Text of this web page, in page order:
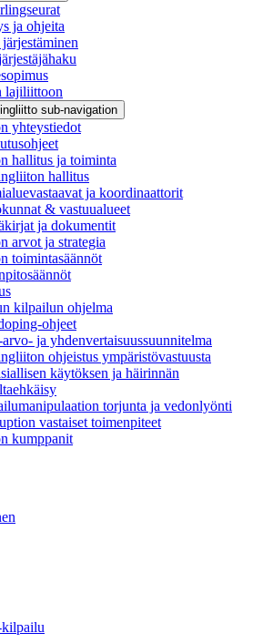
ja ohjeita
lajiliittoon
sub-navigation
yhteystiedot
hallitus ja toiminta
hallitus
ja koordinaattorit
& vastuualueet
ja dokumentit
arvot ja strategia
toimintasäännöt
kilpailun ohjelma
ohjeet
arvo- ja yhdenvertaisuussuunnitelma
ohjeistus ympäristövastuusta
käytöksen ja häirinnän
torjunta ja vedonlyönti
vastaiset toimenpiteet
kumppanit